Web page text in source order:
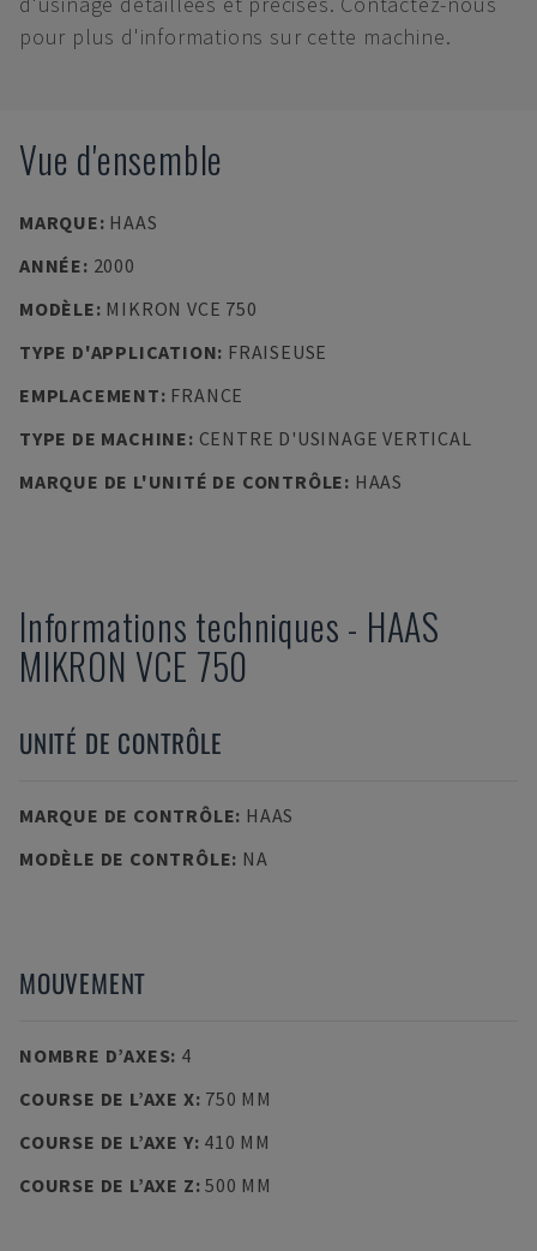
pour plus d'informations sur cette machine.
Vue d'ensemble
MARQUE: HAAS
ANNÉE: 2000
MODÈLE: MIKRON VCE 750
TYPE D'APPLICATION: FRAISEUSE
EMPLACEMENT: FRANCE
TYPE DE MACHINE: CENTRE D'USINAGE VERTICAL
MARQUE DE L'UNITÉ DE CONTRÔLE: HAAS
Informations techniques - HAAS
MIKRON VCE 750
UNITÉ DE CONTRÔLE
MARQUE DE CONTRÔLE: HAAS
MODÈLE DE CONTRÔLE: NA
MOUVEMENT
NOMBRE D’AXES: 4
COURSE DE L’AXE X: 750 MM
COURSE DE L’AXE Y: 410 MM
COURSE DE L’AXE Z:500 MM